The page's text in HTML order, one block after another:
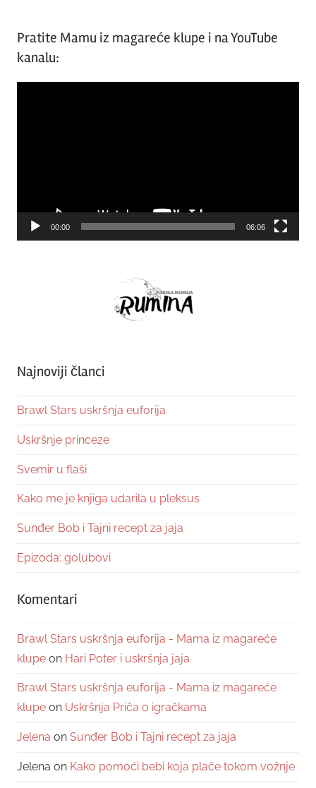
Pratite Mamu iz magareće klupe i na YouTube
kanalu:
00:00 06:06
Najnoviji članci
Brawl Stars uskršnja euforija
Uskršnje princeze
Svemir u flaši
Kako me je knjiga udarila u pleksus
Sunđer Bob i Tajni recept za jaja
Epizoda: golubovi
Komentari
Brawl Stars uskršnja euforija - Mama iz magareće
klupe on Hari Poter i uskršnja jaja
Brawl Stars uskršnja euforija - Mama iz magareće
klupe on Uskršnja Priča o igračkama
Jelena on Sunđer Bob i Tajni recept za jaja
Jelena on Kako pomoći bebi koja plače tokom vožnje